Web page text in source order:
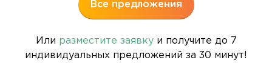
Все предложения
Или разместите заявкуи получите до 7
индивидуальных предложений за 30 минут!